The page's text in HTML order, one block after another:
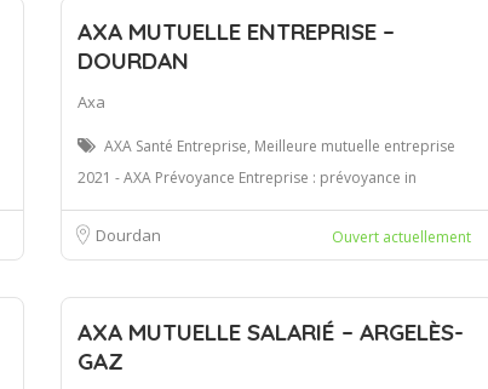
AXA MUTUELLE ENTREPRISE –
DOURDAN
Axa
AXA Santé Entreprise, Meilleure mutuelle entreprise
2021 - AXA Prévoyance Entreprise : prévoyance in
Dourdan Ouvert actuellement
AXA MUTUELLE SALARIÉ – ARGELÈS-
GAZ